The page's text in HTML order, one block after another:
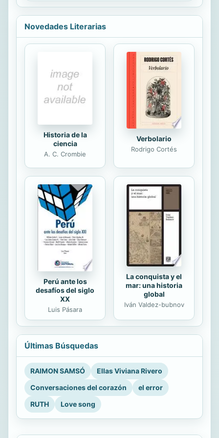
consecuencia de una posesión
demoníaca. De manera paralela se
misteriosamente carbonizado de un
alto jerarca eclesiástico. Se trata de
dos hechos sin aparente conexión
entre sí, aunque tal vez están
relacionados de alguna forma
siniestra y oscura... Meriet, el
llamado «novicio del diablo», es
acusado del crimen, y Fray Cadfael,...
Novedades Literarias
Historia de la
ciencia
A. C. Crombie
Verbolario
Rodrigo Cortés
Perú ante los
desafíos del siglo
XX
Luis Pásara
La conquista y el
mar: una historia
global
Iván Valdez-bubnov
Últimas Búsquedas
RAIMON SAMSÓ
Ellas Viviana Rivero
Conversaciones del corazón
el error
RUTH
Love song